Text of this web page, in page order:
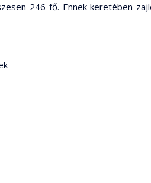
246 fő. Ennek keretében